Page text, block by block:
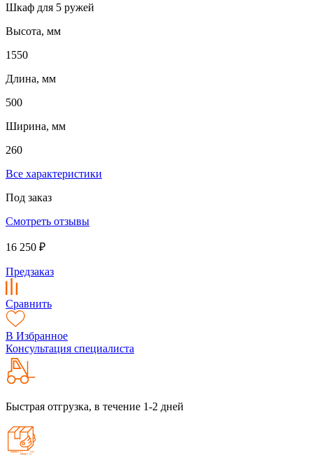
Шкаф для 5 ружей
Высота, мм
1550
Длина, мм
500
Ширина, мм
260
Все характеристики
Под заказ
Смотреть отзывы
16 250 ₽
Предзаказ
Сравнить
В Избранное
Консультация специалиста
Быстрая отгрузка, в течение 1-2 дней